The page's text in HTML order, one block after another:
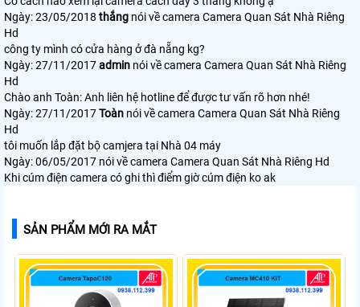
Ngày: 23/05/2018 thắng nói về camera Camera Quan Sát Nhà Riêng
Hd
công ty mình có cửa hàng ở đà nẵng kg?
Ngày: 27/11/2017admin nói về camera Camera Quan Sát Nhà Riêng
Hd
Chào anh Toàn: Anh liên hệ hotline để được tư vấn rõ hơn nhé!
Ngày: 27/11/2017Toàn nói về camera Camera Quan Sát Nhà Riêng
Hd
tôi muốn lắp đặt bộ camjera tại Nhà 04 máy
Ngày: 06/05/2017 nói về camera Camera Quan Sát Nhà Riêng Hd
Khi cúm điện camera có ghi thì điểm giờ cúm điện ko ak
SẢN PHẨM MỚI RA MẮT